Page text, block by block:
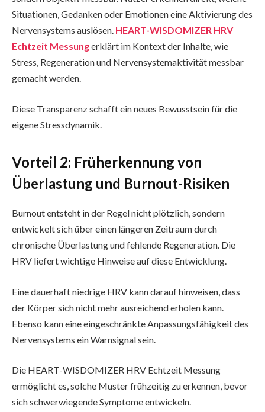
Situationen, Gedanken oder Emotionen eine Aktivierung des
Nervensystems auslösen. HEART-WISDOMIZER HRV
Echtzeit Messungerklärt im Kontext der Inhalte, wie
Stress, Regeneration und Nervensystemaktivität messbar
gemacht werden.
Diese Transparenz schafft ein neues Bewusstsein für die
eigene Stressdynamik.
Vorteil 2: Früherkennung von
Überlastung und Burnout-Risiken
Burnout entsteht in der Regel nicht plötzlich, sondern
entwickelt sich über einen längeren Zeitraum durch
chronische Überlastung und fehlende Regeneration. Die
HRV liefert wichtige Hinweise auf diese Entwicklung.
Eine dauerhaft niedrige HRV kann darauf hinweisen, dass
der Körper sich nicht mehr ausreichend erholen kann.
Ebenso kann eine eingeschränkte Anpassungsfähigkeit des
Nervensystems ein Warnsignal sein.
Die HEART-WISDOMIZER HRV Echtzeit Messung
ermöglicht es, solche Muster frühzeitig zu erkennen, bevor
sich schwerwiegende Symptome entwickeln.